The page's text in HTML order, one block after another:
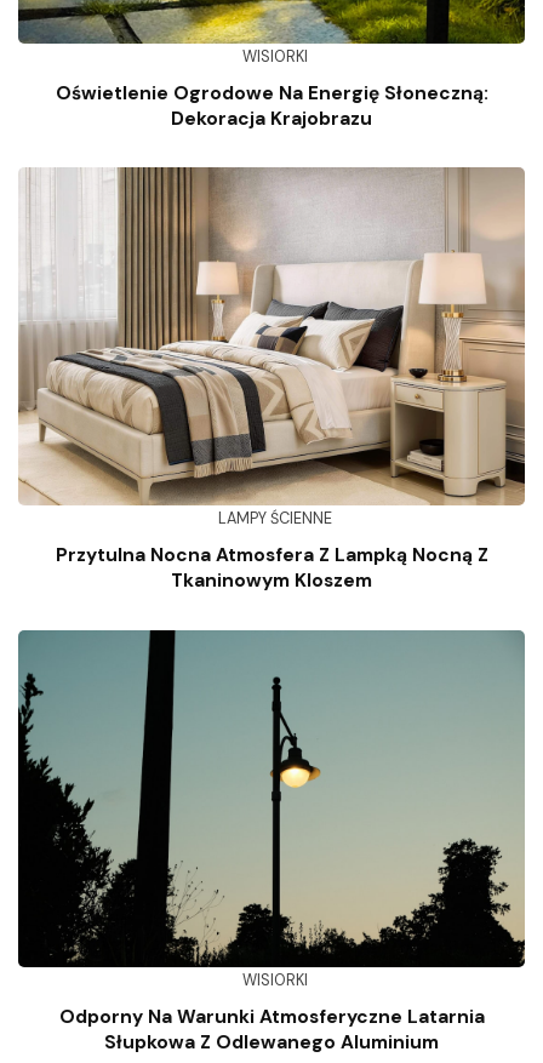
WISIORKI
Oświetlenie Ogrodowe Na Energię Słoneczną:
Dekoracja Krajobrazu
LAMPY ŚCIENNE
Przytulna Nocna Atmosfera Z Lampką Nocną Z
Tkaninowym Kloszem
WISIORKI
Odporny Na Warunki Atmosferyczne Latarnia
Słupkowa Z Odlewanego Aluminium